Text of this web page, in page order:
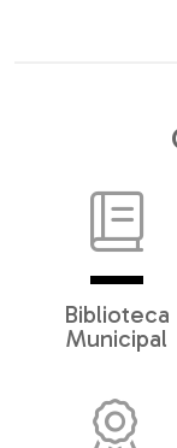
Biblioteca
Municipal